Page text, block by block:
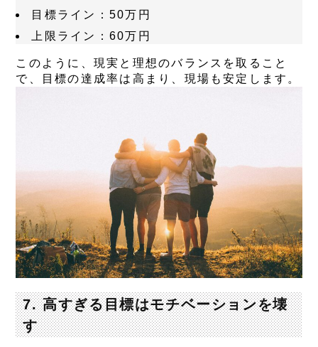
目標ライン：50万円
上限ライン：60万円
このように、 現実と理想のバランスを取ること
で、目標の達成率は高まり、現場も安定します。
7. 高すぎる目標はモチベーションを壊
す